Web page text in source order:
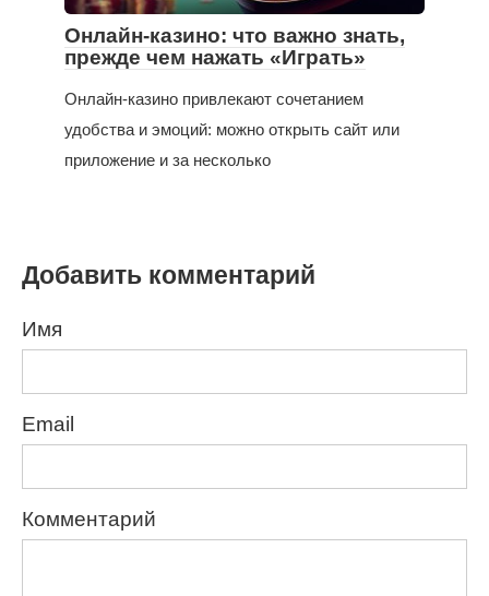
Онлайн-казино: что важно знать,
прежде чем нажать «Играть»
Онлайн-казино привлекают сочетанием
удобства и эмоций: можно открыть сайт или
приложение и за несколько
Добавить комментарий
Имя
Email
Комментарий